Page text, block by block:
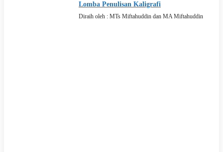
Lomba Penulisan Kaligrafi
Diraih oleh : MTs Miftahuddin dan MA Miftahuddin